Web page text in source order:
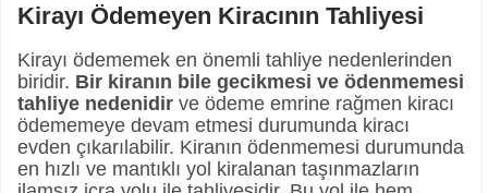
Kirayı Ödemeyen Kiracının Tahliyesi
Kirayı ödememek en önemli tahliye nedenlerinden
biridir. Bir kiranın bile gecikmesi ve ödenmemesi
tahliye nedenidir ve ödeme emrine rağmen kiracı
ödememeye devam etmesi durumunda kiracı
evden çıkarılabilir. Kiranın ödenmemesi durumunda
en hızlı ve mantıklı yol kiralanan taşınmazların